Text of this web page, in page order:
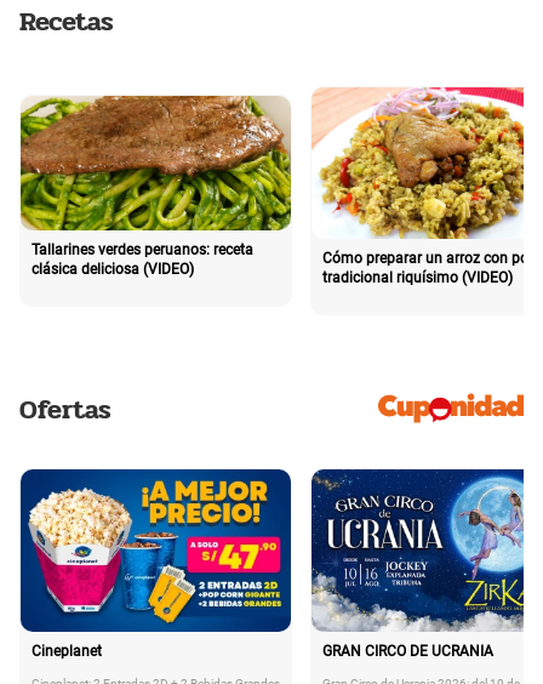
Recetas
Tallarines verdes peruanos: receta
clásica deliciosa (VIDEO)
Cómo preparar un arroz con pollo
tradicional riquísimo (VIDEO)
Ofertas
Cineplanet GRAN CIRCO DE UCRANIA